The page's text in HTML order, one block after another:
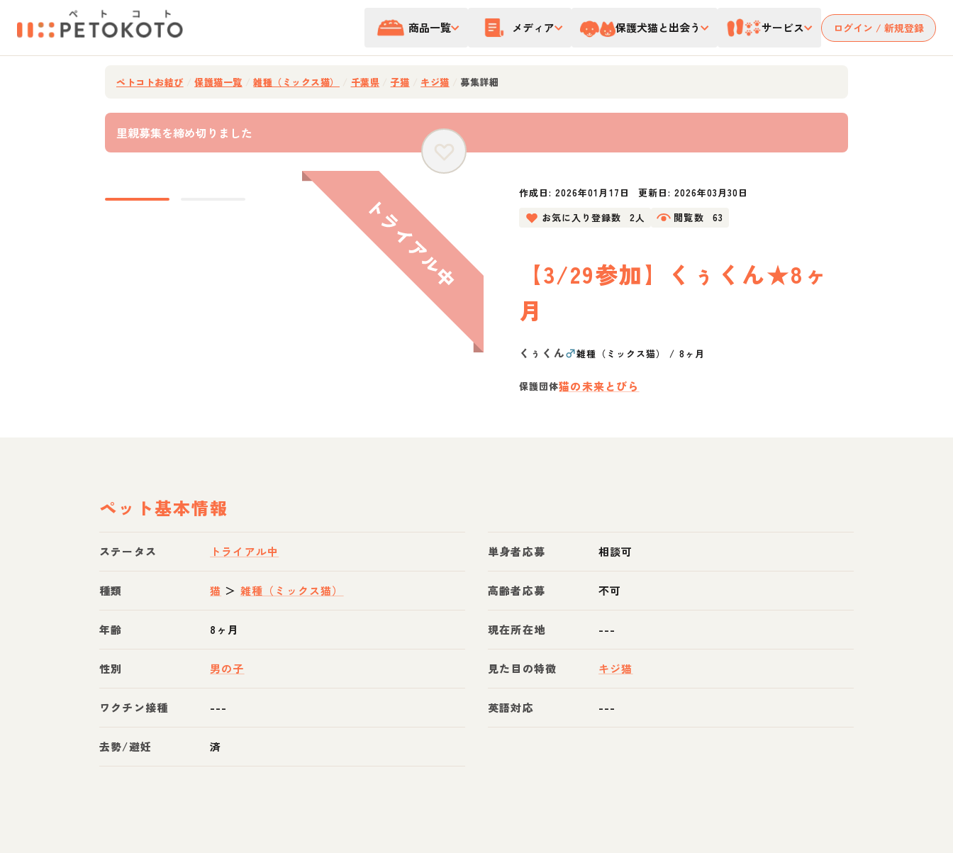
商品一覧 メディア 保護犬猫と出会う サービス ログイン / 新規登録
ペトコトお結び 保護猫一覧 雑種（ミックス猫） 千葉県 子猫 キジ猫 募集詳細
里親募集を締め切りました
作成日:2026年01月17日 更新日: 2026年03月30日
お気に入り登録数
2人 閲覧数 63
【3/29参加】くぅくん★8ヶ
月
くぅくん♂雑種（ミックス猫） / 8ヶ月
保護団体猫の未来とびら
ペット基本情報
ステータス トライアル中
種類 猫 ＞ 雑種（ミックス猫）
年齢 8ヶ月
性別 男の子
ワクチン接種 ---
去勢/避妊 済
単身者応募 相談可
高齢者応募 不可
現在所在地 ---
見た目の特徴 キジ猫
英語対応 ---